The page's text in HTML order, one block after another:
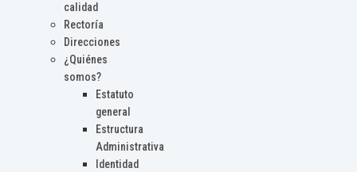
calidad
Rectoría
Direcciones
¿Quiénes
somos?
Estatuto
general
Estructura
Administrativa
Identidad